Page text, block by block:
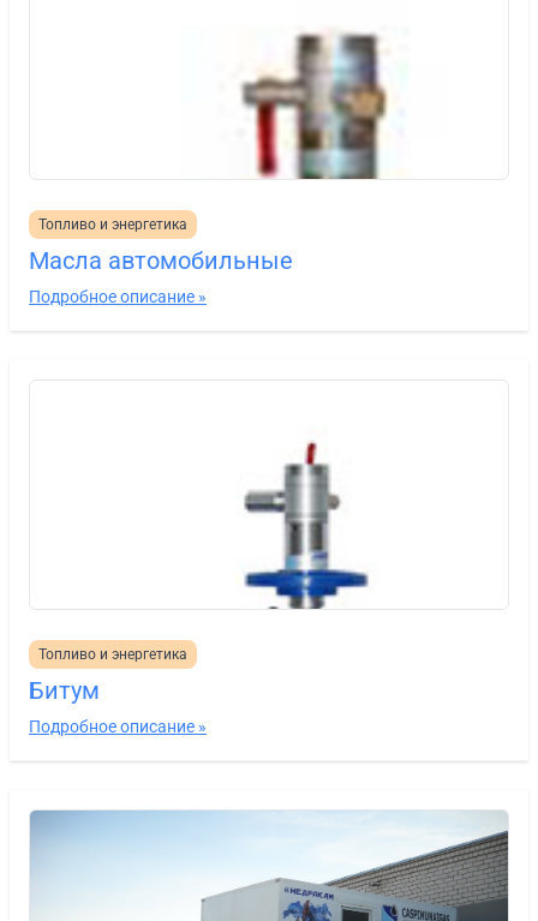
Топливо и энергетика
Масла автомобильные
Подробное описание »
Топливо и энергетика
Битум
Подробное описание »